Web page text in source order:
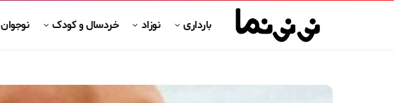
بارداری نوزاد خردسال و کودک نوجوان